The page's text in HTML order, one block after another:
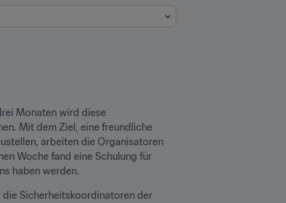
Monaten wird diese
Mit dem Ziel, eine freundliche
arbeiten die Organisatoren
Woche fand eine Schulung für
haben werden.
die Sicherheitskoordinatoren der